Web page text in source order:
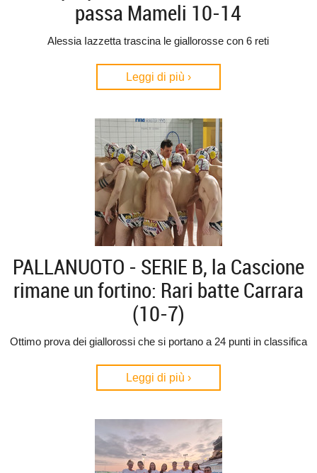
passa Mameli 10-14
Alessia Iazzetta trascina le giallorosse con 6 reti
Leggi di più ›
PALLANUOTO - SERIE B, la Cascione
rimane un fortino: Rari batte Carrara
(10-7)
Ottimo prova dei giallorossi che si portano a 24 punti in classifica
Leggi di più ›